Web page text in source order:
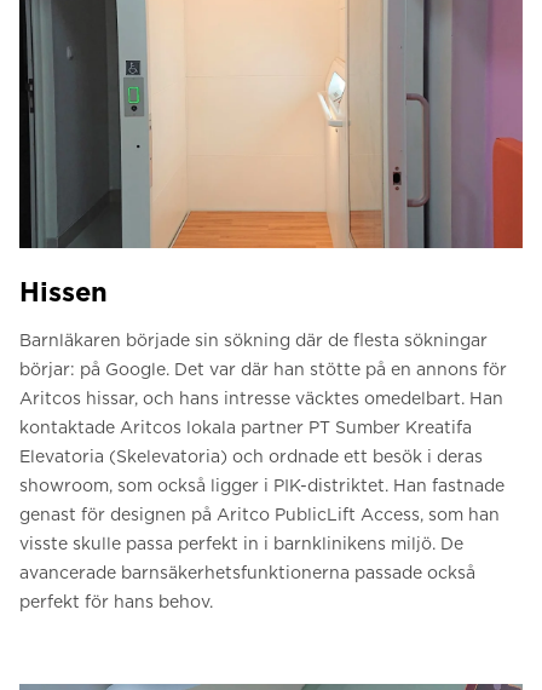
Hissen
Barnläkaren började sin sökning där de flesta sökningar
börjar: på Google. Det var där han stötte på en annons för
Aritcos hissar, och hans intresse väcktes omedelbart. Han
kontaktade Aritcos lokala partner PT Sumber Kreatifa
Elevatoria (Skelevatoria) och ordnade ett besök i deras
showroom, som också ligger i PIK-distriktet. Han fastnade
genast för designen på Aritco PublicLift Access, som han
visste skulle passa perfekt in i barnklinikens miljö. De
avancerade barnsäkerhetsfunktionerna passade också
perfekt för hans behov.